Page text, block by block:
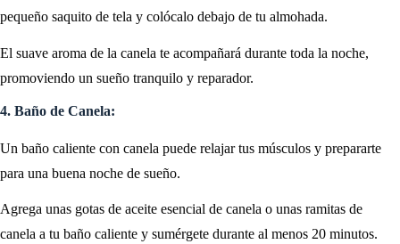
pequeño saquito de tela y colócalo debajo de tu almohada.
El suave aroma de la canela te acompañará durante toda la noche,
promoviendo un sueño tranquilo y reparador.
4. Baño de Canela:
Un baño caliente con canela puede relajar tus músculos y prepararte
para una buena noche de sueño.
Agrega unas gotas de aceite esencial de canela o unas ramitas de
canela a tu baño caliente y sumérgete durante al menos 20 minutos.